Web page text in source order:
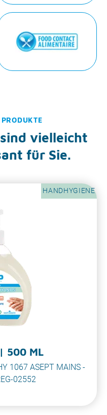
vielleicht
für Sie.
HANDHYGIENE
500 ML
1067 ASEPT MAINS -
02552